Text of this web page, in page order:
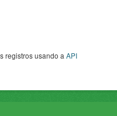
registros usando aAPI